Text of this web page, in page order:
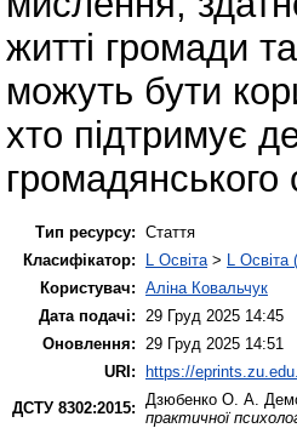
житті громади
можуть бути
хто підтримує
громадянського
Тип ресурсу: Стаття
Класифікатор:
L Освіта > L Освіта
Користувач: Аліна Ковальчук
Дата подачі:
29 Груд 2025 14:45
Оновлення:
29 Груд 2025 14:51
URI: https://
ДСТУ 8302:2015:
Дзюбенко О. А.
практичної